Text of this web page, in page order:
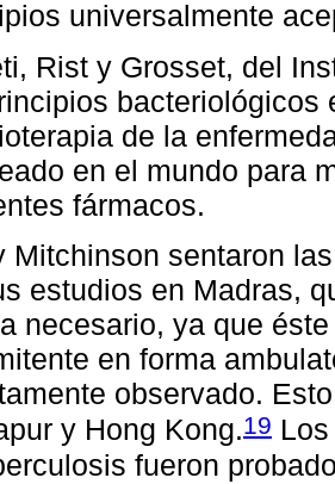
universalmente
Rist y Grosset, del
bacteriológicos
de la
en el mundo para
fármacos.
Mitchinson sentaron
estudios en Madras,
necesario, ya que
en forma
observado.
y Hong Kong.19
fueron